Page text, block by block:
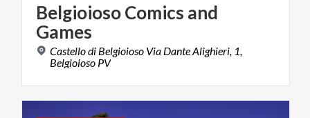
BelgioiosoComics and
Games
Castello di Belgioioso Via Dante Alighieri, 1,
Belgioioso PV